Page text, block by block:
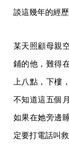
談這幾年的經
某天照顧母親
鋪的他，難得
上八點，下樓
不知道這五個
如果在她旁邊
定要打電話叫救